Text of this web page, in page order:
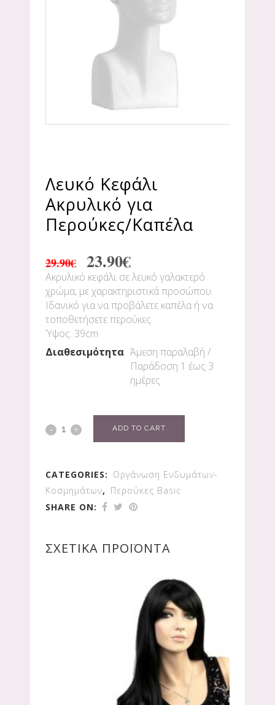
Λευκό Κεφάλι
Ακρυλικό για
Περούκες/Καπέλα
29.90€ 23.90€
Ακρυλικό κεφάλι σε λευκό γαλακτερό
χρώμα, με χαρακτηριστικά προσώπου.
Ιδανικό για να προβάλετε καπέλα ή να
τοποθετήσετε περούκες.
Ύψος: 39cm
Διαθεσιμότητα Άμεση παραλαβή /
Παράδoση 1 έως 3
ημέρες
ADD TO CART
CATEGORIES: Οργάνωση Ενδυμάτων-
Κοσμημάτων, Περούκες Basic
SHARE ON:
ΣΧΕΤΙΚΆ ΠΡΟΪΌΝΤΑ